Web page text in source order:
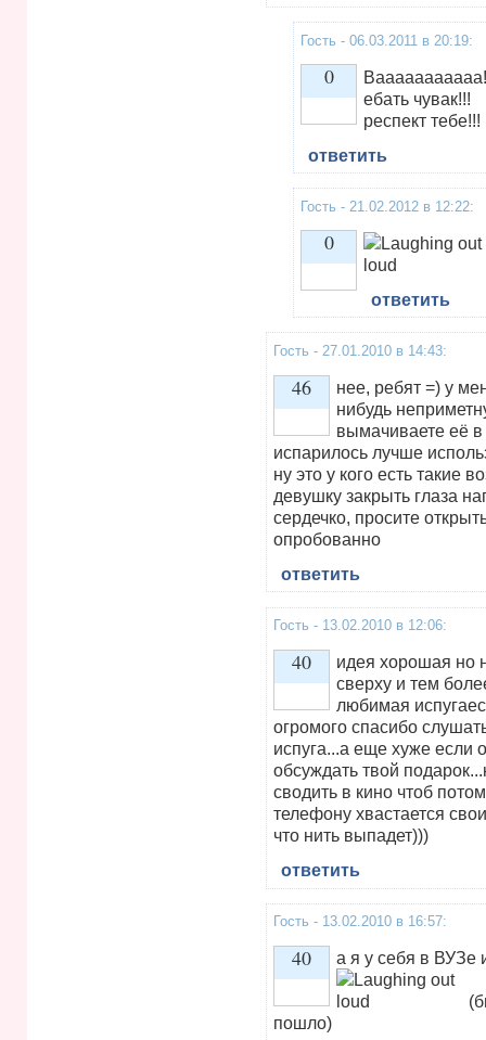
Гость - 06.03.2011 в 20:19:
0
ебать чувак!!!
респект тебе!!!
ответить
Гость - 21.02.2012 в 12:22:
0
ответить
Гость - 27.01.2010 в 14:43:
46
нее, ребят =) у
нибудь
вымачиваете её в
испарилось лучше
ну это у кого есть такие
девушку закрыть глаза
сердечко, просите
опробованно
ответить
Гость - 13.02.2010 в 12:06:
40
идея хорошая но
сверху и тем
любимая
огромого спасибо
испуга...а еще хуже если
обсуждать твой
сводить в кино чтоб
телефону хвастается
что нить выпадет)))
ответить
Гость - 13.02.2010 в 16:57:
40
Vote up!
а я у себя в ВУЗе
пошло)